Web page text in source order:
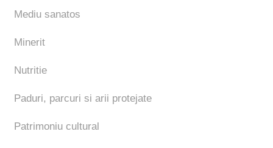
Mediu sanatos
Minerit
Nutritie
Paduri, parcuri si arii protejate
Patrimoniu cultural